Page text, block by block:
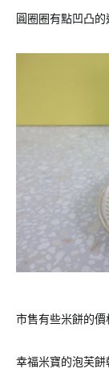
圓圈圈有點凹凸
市售有些米餅的
幸福米寶的泡芙